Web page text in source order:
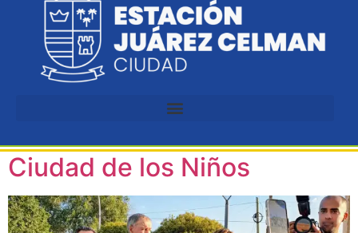
Etiqueta:
Departamento Colón
Juaréz Celman habilitó el
Ciudad de los Niños